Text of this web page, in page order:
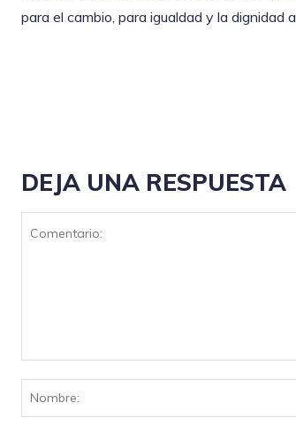
para el cambio, para igualdad y la dignidad
DEJA UNA RESPUESTA